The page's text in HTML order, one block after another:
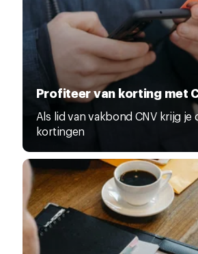
Profiteer van korting met
Als lid van vakbond CNV krijg je
kortingen